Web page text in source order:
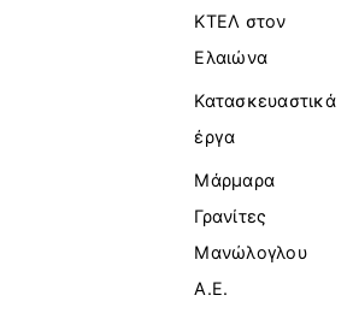
ΚΤΕΛ στον
Ελαιώνα
Κατασκευαστικά
έργα
Μάρμαρα
Γρανίτες
Μανώλογλου
Α.Ε.